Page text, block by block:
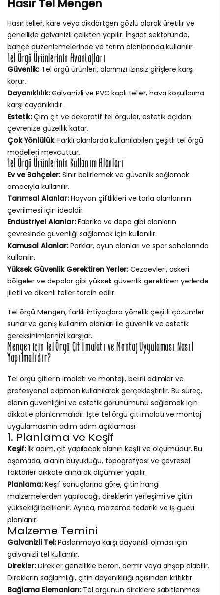
Hasır Tel Mengen
Hasır teller, kare veya dikdörtgen gözlü olarak üretilir ve
genellikle galvanizli çelikten yapılır. İnşaat sektöründe,
bahçe düzenlemelerinde ve tarım alanlarında kullanılır.
Tel Örgü Ürünlerinin Avantajları
Güvenlik:Tel örgü ürünleri, alanınızı izinsiz girişlere karşı
korur.
Dayanıklılık:Galvanizli ve PVC kaplı teller, hava koşullarına
karşı dayanıklıdır.
Estetik:Çim çit ve dekoratif tel örgüler, estetik açıdan
çevrenize güzellik katar.
Çok Yönlülük:Farklı alanlarda kullanılabilen çeşitli tel örgü
modelleri mevcuttur.
Tel Örgü Ürünlerinin Kullanım Alanları
Ev ve Bahçeler:Sınır belirlemek ve güvenlik sağlamak
amacıyla kullanılır.
Tarımsal Alanlar:Hayvan çiftlikleri ve tarla alanlarının
çevrilmesi için idealdir.
Endüstriyel Alanlar:Fabrika ve depo gibi alanların
çevresinde güvenliği sağlamak için kullanılır.
Kamusal Alanlar:Parklar, oyun alanları ve spor sahalarında
kullanılır.
Yüksek Güvenlik Gerektiren Yerler:Cezaevleri, askeri
bölgeler ve depolar gibi yüksek güvenlik gerektiren yerlerde
jiletli ve dikenli teller tercih edilir.
Tel örgü Mengen, farklı ihtiyaçlara yönelik çeşitli çözümler
sunar ve geniş kullanım alanları ile güvenlik ve estetik
gereksinimlerinizi karşılar.
Mengen için Tel Örgü Çit İmalatı ve Montaj Uygulaması Nasıl
Yapılmalıdır?
Tel örgü çitlerin imalatı ve montajı, belirli adımlar ve
profesyonel ekipman kullanılarak gerçekleştirilir. Bu süreç,
alanın güvenliğini ve estetik görünümünü sağlamak için
dikkatle planlanmalıdır. İşte tel örgü çit imalatı ve montaj
uygulamasının adım adım açıklaması:
1. Planlama ve Keşif
Keşif:İlk adım, çit yapılacak alanın keşfi ve ölçümüdür. Bu
aşamada, alanın büyüklüğü, topografyası ve çevresel
faktörler dikkate alınarak ölçümler yapılır.
Planlama:Keşif sonuçlarına göre, çitin hangi
malzemelerden yapılacağı, direklerin yerleşimi ve çitin
yüksekliği belirlenir. Ayrıca, malzeme tedariki ve iş gücü
planlanır.
Malzeme Temini
Galvanizli Tel:Paslanmaya karşı dayanıklı olması için
galvanizli tel kullanılır.
Direkler:Direkler genellikle beton, demir veya ahşap olabilir.
Direklerin sağlamlığı, çitin dayanıklılığı açısından kritiktir.
Bağlama Elemanları:Tel örgünün direklere sabitlenmesi